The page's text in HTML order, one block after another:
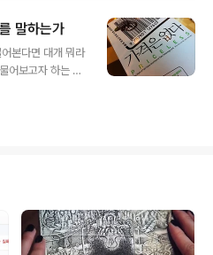
하는 듯한 것도
현해내는 섬세한
구나 꿈꾸고 희
그의 책들에서처
말하는가
본다면 대개 뭐라
어보고자 하는 것
절대가치를 알아
기 어렵다는 것을
험을 통해 밝혀진
쉬운 가격이라는
요. 흥미롭게도, 이
혹은 심리학자가